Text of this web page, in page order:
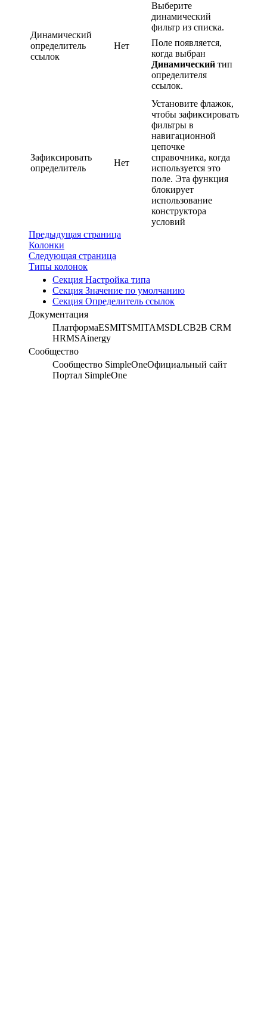
Динамический
определитель
ссылок
Нет
Выберите
динамический
фильтр из списка.
Поле появляется,
когда выбран
Динамический тип
определителя
ссылок.
Зафиксировать
определитель
Нет
Установите флажок,
чтобы зафиксировать
фильтры в
навигационной
цепочке
справочника, когда
используется это
поле. Эта функция
блокирует
использование
конструктора
условий
Предыдущая страница
Колонки
Следующая страница
Типы колонок
Секция Настройка типа
Секция Значение по умолчанию
Секция Определитель ссылок
Документация
ПлатформаESMITSMITAMSDLCB2B CRM
HRMSAinergy
Сообщество
Сообщество SimpleOneОфициальный сайт
Портал SimpleOne